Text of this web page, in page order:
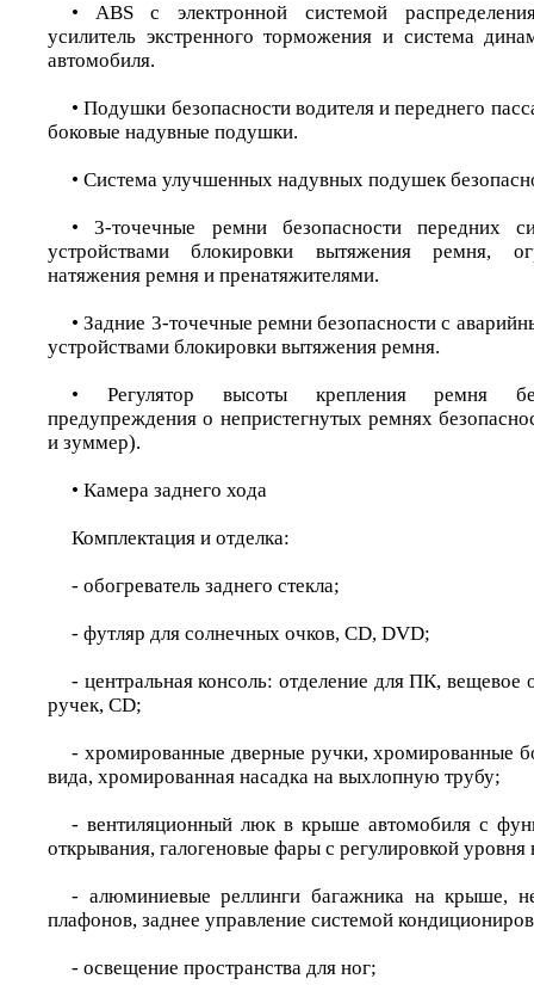
• ABS с электронной системой
усилитель экстренного торможения и система
автомобиля.
• Подушки безопасности водителя и переднего
боковые надувные подушки.
• Система улучшенных надувных подушек
• 3-точечные ремни безопасности передних
устройствами блокировки вытяжения ремня,
натяжения ремня и пренатяжителями.
• Задние 3-точечные ремни безопасности с
устройствами блокировки вытяжения ремня.
• Регулятор высоты крепления ремня
предупреждения о непристегнутых ремнях
и зуммер).
• Камера заднего хода
Комплектация и отделка:
- обогреватель заднего стекла;
- футляр для солнечных очков, CD, DVD;
- центральная консоль: отделение для ПК, вещевое
ручек, CD;
- хромированные дверные ручки, хромированные
вида, хромированная насадка на выхлопную трубу;
- вентиляционный люк в крыше автомобиля с
открывания, галогеновые фары с регулировкой уровня
- алюминиевые реллинги багажника на крыше,
плафонов, заднее управление системой
- освещение пространства для ног;